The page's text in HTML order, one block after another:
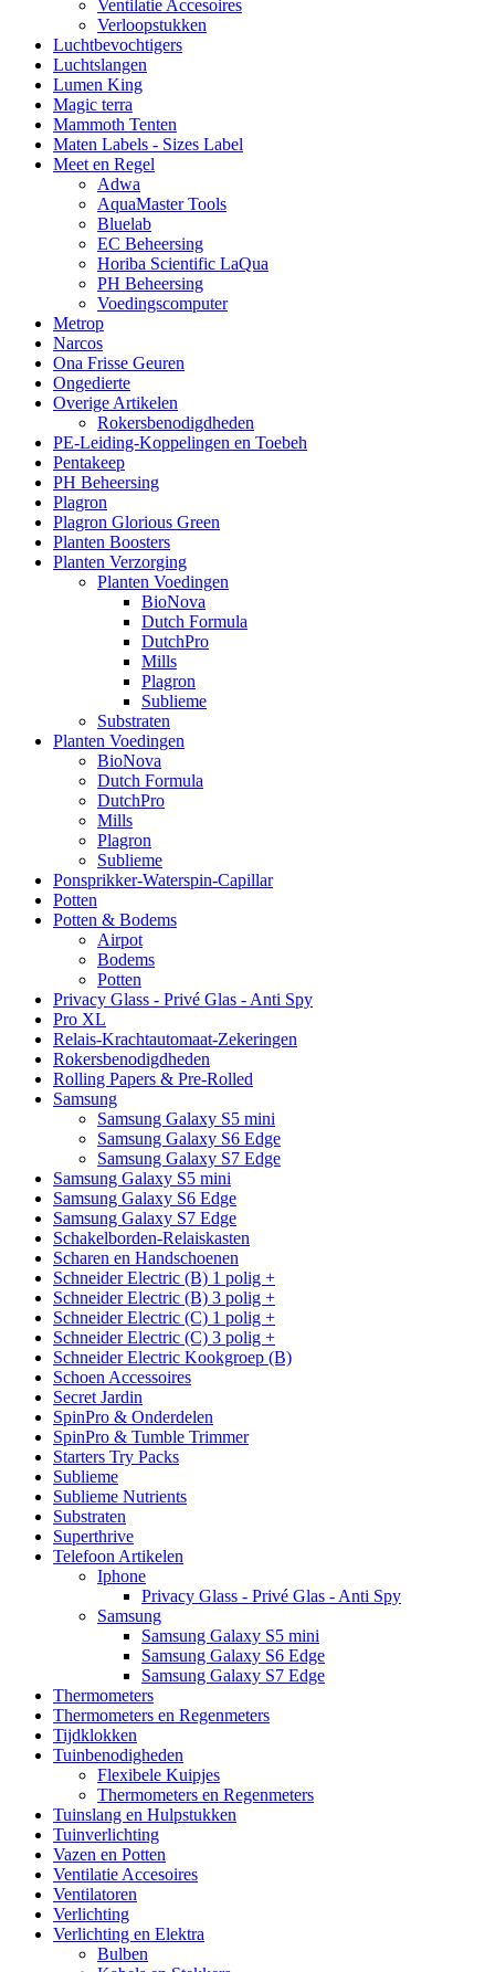
Ventilatie Accesoires
Verloopstukken
Luchtbevochtigers
Luchtslangen
Lumen King
Magic terra
Mammoth Tenten
Maten Labels - Sizes Label
Meet en Regel
Adwa
AquaMaster Tools
Bluelab
EC Beheersing
Horiba Scientific LaQua
PH Beheersing
Voedingscomputer
Metrop
Narcos
Ona Frisse Geuren
Ongedierte
Overige Artikelen
Rokersbenodigdheden
PE-Leiding-Koppelingen en Toebeh
Pentakeep
PH Beheersing
Plagron
Plagron Glorious Green
Planten Boosters
Planten Verzorging
Planten Voedingen
BioNova
Dutch Formula
DutchPro
Mills
Plagron
Sublieme
Substraten
Planten Voedingen
BioNova
Dutch Formula
DutchPro
Mills
Plagron
Sublieme
Ponsprikker-Waterspin-Capillar
Potten
Potten & Bodems
Airpot
Bodems
Potten
Privacy Glass - Privé Glas - Anti Spy
Pro XL
Relais-Krachtautomaat-Zekeringen
Rokersbenodigdheden
Rolling Papers & Pre-Rolled
Samsung
Samsung Galaxy S5 mini
Samsung Galaxy S6 Edge
Samsung Galaxy S7 Edge
Samsung Galaxy S5 mini
Samsung Galaxy S6 Edge
Samsung Galaxy S7 Edge
Schakelborden-Relaiskasten
Scharen en Handschoenen
Schneider Electric (B) 1 polig +
Schneider Electric (B) 3 polig +
Schneider Electric (C) 1 polig +
Schneider Electric (C) 3 polig +
Schneider Electric Kookgroep (B)
Schoen Accessoires
Secret Jardin
SpinPro & Onderdelen
SpinPro & Tumble Trimmer
Starters Try Packs
Sublieme
Sublieme Nutrients
Substraten
Superthrive
Telefoon Artikelen
Iphone
Privacy Glass - Privé Glas - Anti Spy
Samsung
Samsung Galaxy S5 mini
Samsung Galaxy S6 Edge
Samsung Galaxy S7 Edge
Thermometers
Thermometers en Regenmeters
Tijdklokken
Tuinbenodigheden
Flexibele Kuipjes
Thermometers en Regenmeters
Tuinslang en Hulpstukken
Tuinverlichting
Vazen en Potten
Ventilatie Accesoires
Ventilatoren
Verlichting
Verlichting en Elektra
Bulben